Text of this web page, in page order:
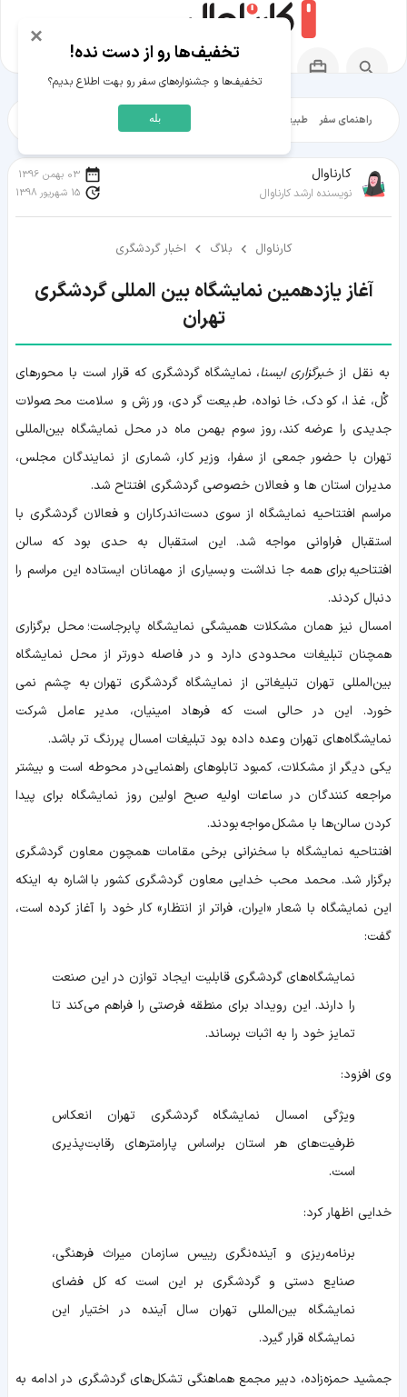
راهنمای سفر طبیعت‌گردی شهرگردی
کارناوال
نویسنده ارشد کارناوال
03 بهمن 1396
15 شهریور 1398
کارناوال بلاگ اخبار گردشگری
آغاز یازدهمین نمایشگاه بین المللی گردشگری
تهران
به نقل ازخبرگزاری ایسنا، نمایشگاه گردشگری که قرار است با محورهای
گُل، غذا، کودک، خانواده، طبیعت گردی، ورزش و سلامت محصولات
جدیدی را عرضه کند، روز سوم بهمن ماه در محل نمایشگاه بین‌المللی
تهران با حضور جمعی از سفرا، وزیر کار، شماری از نمایندگان مجلس،
مدیران استان ها و فعالان خصوصی گردشگری افتتاح شد.
مراسم افتتاحیه نمایشگاه از سوی دست‌اندرکاران و فعالان گردشگری با
استقبال فراوانی مواجه شد. این استقبال به حدی بود که سالن
افتتاحیه برای همه جا نداشت و بسیاری از مهمانان ایستاده این مراسم را
دنبال کردند.
امسال نیز همان مشکلات همیشگی نمایشگاه پابرجاست؛ محل برگزاری
همچنان تبلیغات محدودی دارد و در فاصله دورتر از محل نمایشگاه
بین‌المللی تهران تبلیغاتی از نمایشگاه گردشگری تهران به چشم نمی
خورد. این در حالی است که فرهاد امینیان، مدیر عامل شرکت
نمایشگاه‌های تهران وعده داده بود تبلیغات امسال پررنگ تر باشد.
یکی دیگر از مشکلات، کمبود تابلوهای راهنمایی در محوطه است و بیشتر
مراجعه کنندگان در ساعات اولیه صبح اولین روز نمایشگاه برای پیدا
کردن سالن‌ها با مشکل مواجه بودند.
افتتاحیه نمایشگاه با سخنرانی برخی مقامات همچون معاون گردشگری
برگزار شد. محمد محب خدایی معاون گردشگری کشور با اشاره به اینکه
این نمایشگاه با شعار «ایران، فراتر از انتظار» کار خود را آغاز کرده است،
گفت:
نمایشگاه‌های گردشگری قابلیت ایجاد توازن در این صنعت
را دارند. این رویداد برای منطقه فرصتی را فراهم می‌کند تا
تمایز خود را به اثبات برساند.
وی افزود:
ویژگی امسال نمایشگاه گردشگری تهران انعکاس
ظرفیت‌های هر استان براساس پارامترهای رقابت‌پذیری
است.
خدایی اظهار کرد:
برنامه‌ریزی و آینده‌نگری رییس سازمان میراث فرهنگی،
صنایع دستی و گردشگری بر این است که کل فضای
نمایشگاه بین‌المللی تهران سال آینده در اختیار این
نمایشگاه قرار گیرد.
جمشید حمزه‌زاده، دبیر مجمع هماهنگی تشکل‌های گردشگری در ادامه به
×
تخفیف‌ها رو از دست نده!
تخفیف‌ها و جشنواره‌های سفر رو بهت اطلاع بدیم؟
بله